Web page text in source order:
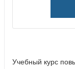
Учебный курс